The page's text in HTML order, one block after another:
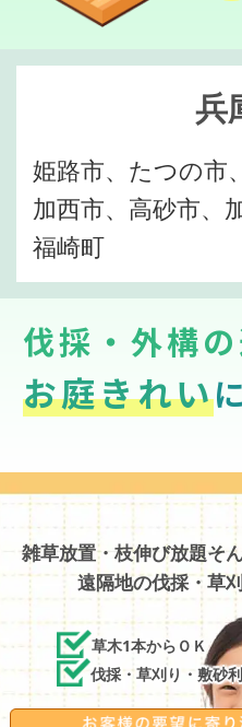
兵
姫路市、たつの市
加西市、高砂市、
福崎町
伐採・外構
お庭きれい
雑草放置・枝伸び放題そ
遠隔地の伐採・草
草木1本からＯＫ
伐採・草刈り・敷砂